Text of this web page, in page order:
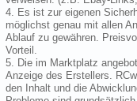
4. Es ist zur eigenen
möglichst genau mit allen
Ablauf zu gewähren.
Vorteil.
5. Die im Marktplatz
Anzeige des Erstellers.
den Inhalt und die